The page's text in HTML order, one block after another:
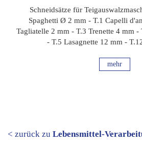
Schneidsätze für
Spaghetti Ø 2 mm - T.1 Capelli
Tagliatelle 2 mm - T.3 Trenette 4 mm -
- T.5 Lasagnette 12 mm -
mehr
< zurück zu Lebensmittel-